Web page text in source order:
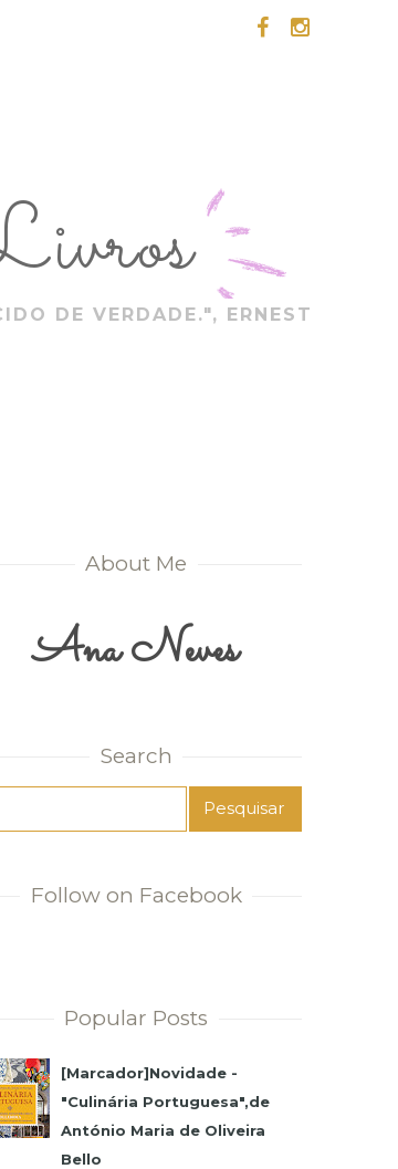
DE VERDADE.", ERNEST
About Me
Ana Neves
Search
Follow on Facebook
Popular Posts
[Marcador]Novidade -
"Culinária Portuguesa",de
António Maria de Oliveira
Bello